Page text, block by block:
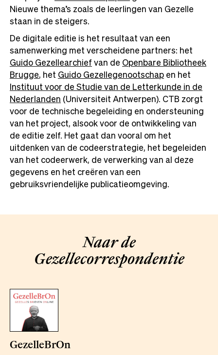
Nieuwe thema’s zoals de leerlingen van Gezelle
staan in de steigers.
De digitale editie is het resultaat van een
samenwerking met verscheidene partners: het
Guido Gezellearchiefvan de Openbare Bibliotheek
Brugge, het Guido Gezellegenootschapen het
Instituut voor de Studie van de Letterkunde in de
Nederlanden (Universiteit Antwerpen). CTB zorgt
voor de technische begeleiding en ondersteuning
van het project, alsook voor de ontwikkeling van
de editie zelf. Het gaat dan vooral om het
uitdenken van de codeerstrategie, het begeleiden
van het codeerwerk, de verwerking van al deze
gegevens en het creëren van een
gebruiksvriendelijke publicatieomgeving.
Naar de
Gezellecorrespondentie
GezelleBrOn